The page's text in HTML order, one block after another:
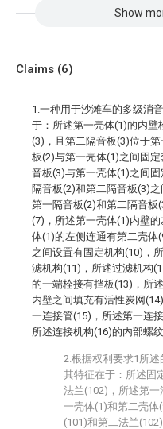
Show
Claims (6)
1.一种用于沙滩车的多级消
于：所述第一壳体(1)的内壁
(3)，且第二隔音板(3)位于
板(2)与第一壳体(1)之间固
音板(3)与第一壳体(1)之间
隔音板(2)和第二隔音板(3)
第一隔音板(2)和第二隔音板
(7)，所述第一壳体(1)内壁
体(1)的左侧连通有第二壳体
之间设置有固定机构(10)，
滤机构(11)，所述过滤机构
的一端栓接有挡板(13)，所
内壁之间填充有活性炭网
一连接管(15)，所述第一连
所述连接机构(16)的内部螺
2.根据权利要求1所述
其特征在于：所述固
法兰(102)，所述第
一壳体(1)和第二壳体
(101)和第二法兰